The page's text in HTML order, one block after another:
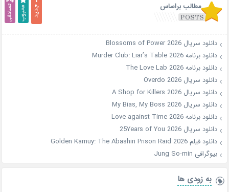
مطالب براساس
دانلود سریال Blossoms of Power 2026
دانلود برنامه Murder Club: Liar’s Table 2026
دانلود برنامه The Love Lab 2026
دانلود سریال Overdo 2026
دانلود سریال A Shop for Killers 2026
دانلود سریال My Bias, My Boss 2026
دانلود برنامه Love against Time 2026
دانلود سریال 25Years of You 2026
دانلود فیلم Golden Kamuy: The Abashiri Prison Raid 2026
بیوگرافی Jung So-min
به زودی ها